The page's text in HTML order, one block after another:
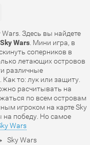
Здесь вы найдете
Wars . Мини игра, в
соперников в
летающих островов
различные
то: лук или защиту.
расчитывать на
по всем островам
игроком на карте Sky
победу. Но самое
Wars
Sky Wars